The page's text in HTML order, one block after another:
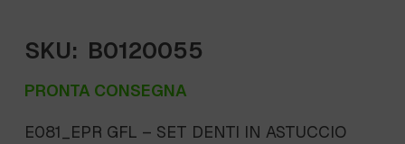
SKU: B0120055
PRONTA CONSEGNA
E081_EPR GFL – SET DENTI IN ASTUCCIO